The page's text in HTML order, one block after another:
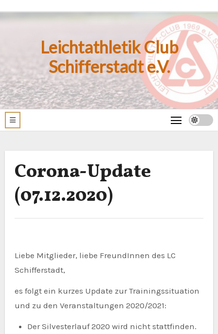
Inhalt
Leichtathletik Club
Schifferstadt e.V.
Corona-Update
(07.12.2020)
Liebe Mitglieder, liebe FreundInnen des LC
Schifferstadt,
es folgt ein kurzes Update zur Trainingssituation
und zu den Veranstaltungen 2020/2021:
Der Silvesterlauf 2020 wird nicht stattfinden.